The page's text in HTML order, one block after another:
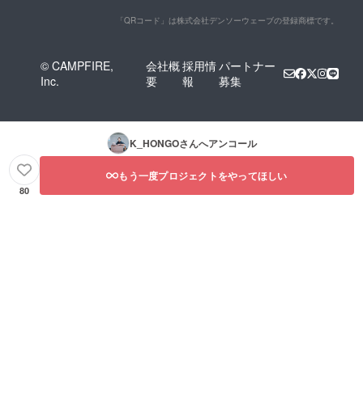
「QRコード」は株式会社デンソーウェーブの登録商標です。
© CAMPFIRE,
Inc.
会社概
要
採用情
報
パートナー
募集
K_HONGOさんへアンコール
80
もう一度プロジェクトをやってほしい